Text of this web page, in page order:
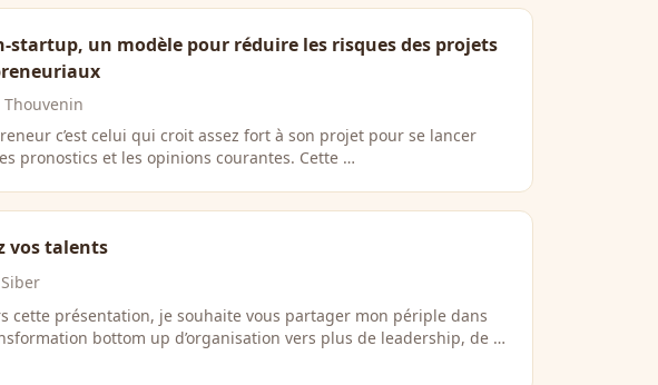
startup, un modèle pour réduire les risques des projets
Thouvenin
c’est celui qui croit assez fort à son projet pour se lancer
pronostics et les opinions courantes. Cette …
vos talents
cette présentation, je souhaite vous partager mon périple dans
bottom up d’organisation vers plus de leadership, de …